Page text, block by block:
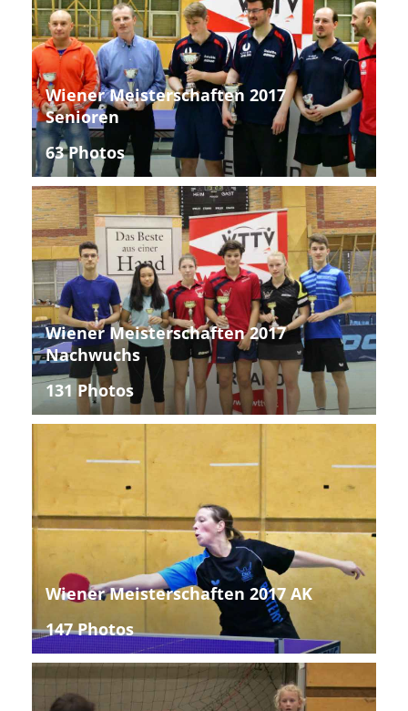
Wiener Meisterschaften 2017
Senioren
63 Photos
Wiener Meisterschaften 2017
Nachwuchs
131 Photos
Wiener Meisterschaften 2017 AK
147 Photos